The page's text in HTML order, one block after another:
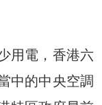
用電，香港六
中的中央空調